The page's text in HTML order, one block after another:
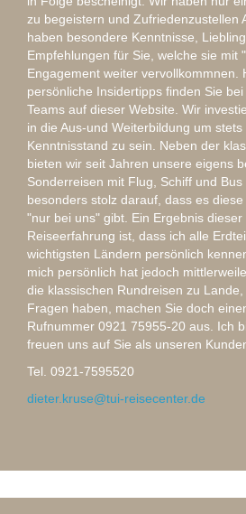
zu begeistern und Zufriedenzustellen
haben besondere Kenntnisse,
Empfehlungen für Sie, welche sie mit
Engagement weiter vervollkommnen.
persönliche Insidertipps finden Sie
Teams auf dieser Website. Wir
in die Aus-und Weiterbildung um
Kenntnisstand zu sein. Neben der
bieten wir seit Jahren unsere eigens
Sonderreisen mit Flug, Schiff und
besonders stolz darauf, dass es
"nur bei uns" gibt. Ein Ergebnis dieser
Reiseerfahrung ist, dass ich alle
wichtigsten Ländern persönlich
mich persönlich hat jedoch
die klassischen Rundreisen zu
Fragen haben, machen Sie doch
Rufnummer 0921 75955-20 aus. Ich
freuen uns auf Sie als unseren
Tel. 0921-7595520
dieter.kruse@tui-reisecenter.de